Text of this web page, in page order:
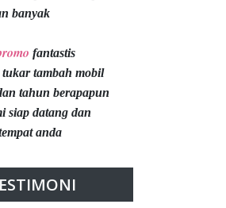
banyak
fantastis
tambah mobil
tahun berapapun
siap datang dan
anda